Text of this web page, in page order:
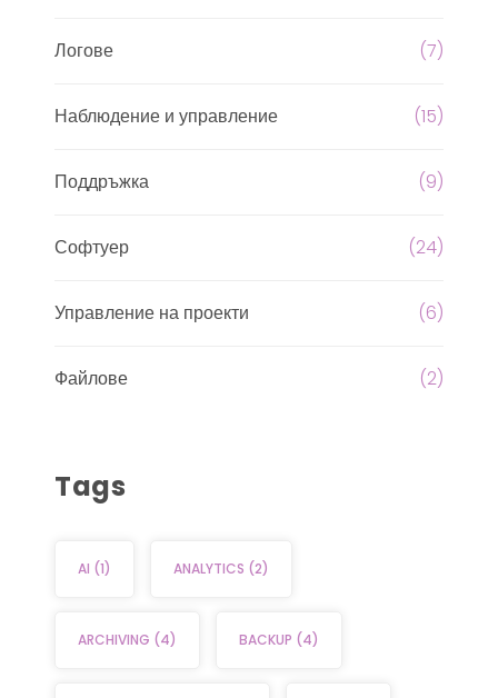
Логове (7)
Наблюдение и управление (15)
Поддръжка (9)
Софтуер (24)
Управление на проекти (6)
Файлове (2)
Tags
AI (1) ANALYTICS (2)
ARCHIVING (4) BACKUP (4)